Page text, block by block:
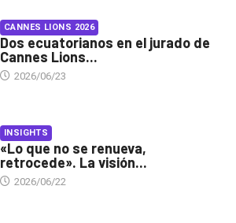
CANNES LIONS 2026
Dos ecuatorianos en el jurado de
Cannes Lions...
2026/06/23
INSIGHTS
«Lo que no se renueva,
retrocede». La visión...
2026/06/22